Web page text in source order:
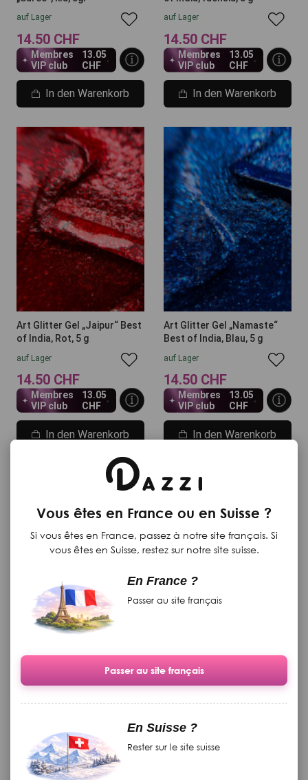
Vous êtes en France ou en Suisse ?
Si vous êtes en France, passez à notre site français. Si
vous êtes en Suisse, restez sur notre site suisse.
En France ?
Passer au site français
Passer au site français
En Suisse ?
Rester sur le site suisse
auf Lager
14.50 CHF
Membres
VIP club
13.05
CHF
In den Warenkorb
auf Lager
14.50 CHF
Membres
VIP club
13.05
CHF
In den Warenkorb
Art Glitter Gel „Jaipur“ Best
of India, Rot, 5 g
auf Lager
14.50 CHF
Membres
VIP club
13.05
CHF
In den Warenkorb
Art Glitter Gel „Namaste“
Best of India, Blau, 5 g
auf Lager
14.50 CHF
Membres
VIP club
13.05
CHF
In den Warenkorb
Art Glitter Gel „Guru“
schwarz, Best of India, 5 g
14.50 CHF
Membres
VIP club
13.05
CHF
Art Gel Glitter Art Gel Best
of India „Taj Mahal“, silber,
5gr
14.50 CHF
Membres